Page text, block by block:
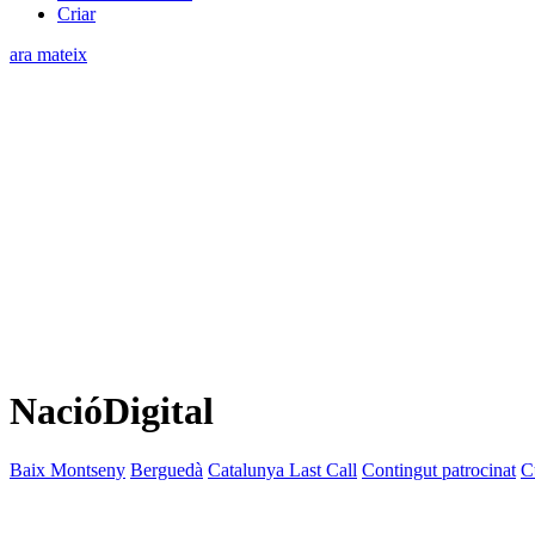
Criar
ara mateix
NacióDigital
Baix Montseny Berguedà Catalunya Last Call Contingut patrocinat